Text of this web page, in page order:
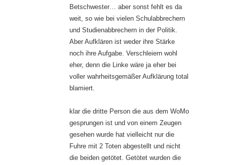
Betschwester… aber sonst fehlt es da
weit, so wie bei vielen Schulabbrechern
und Studienabbrechern in der Politik.
Aber Aufklären ist weder ihre Stärke
noch ihre Aufgabe. Verschleiern wohl
eher, denn die Linke wäre ja eher bei
voller wahrheitsgemäßer Aufklärung total
blamiert.
klar die dritte Person die aus dem WoMo
gesprungen ist und von einem Zeugen
gesehen wurde hat vielleicht nur die
Fuhre mit 2 Toten abgestellt und nicht
die beiden getötet. Getötet wurden die